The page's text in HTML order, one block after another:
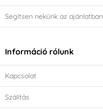
Segítsen nekünk az ajánlatban
Információ rólunk
Kapcsolat
Szálítás